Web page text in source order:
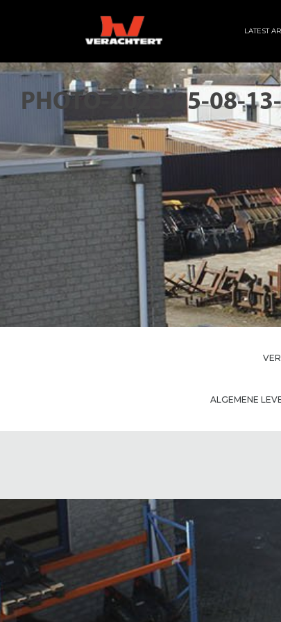
LATEST
PHOTO-2023-05-08-
ALGEMENE